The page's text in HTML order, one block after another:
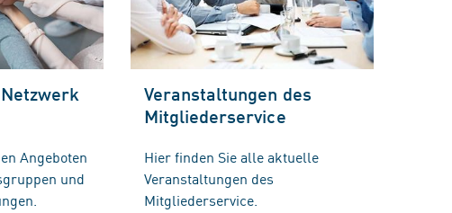
Angeboten
und
Veranstaltungen des
Mitgliederservice
Hier finden Sie alle aktuelle
Veranstaltungen des
Mitgliederservice.